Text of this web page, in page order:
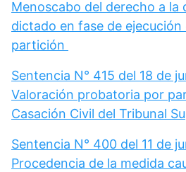
Menoscabo del derecho a la
dictado en fase de ejecución
partición
Sentencia N° 415 del 18 de
Valoración probatoria por
Casación Civil del Tribunal
Sentencia N° 400 del 11 de
Procedencia de la medida